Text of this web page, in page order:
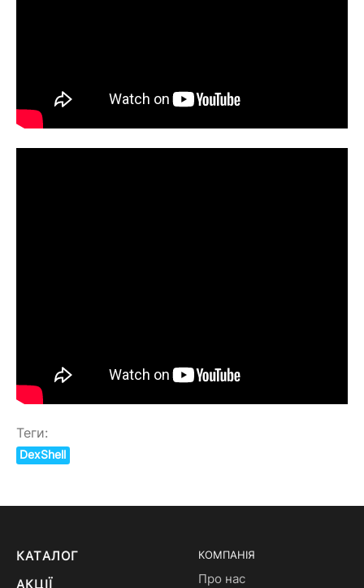
Теги:
DexShell
КАТАЛОГ
АКЦІЇ
КОМПАНІЯ
Про нас